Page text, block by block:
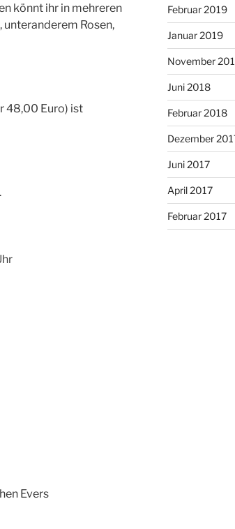
könnt ihr in mehreren
Rosen,
48,00 Euro) ist
Evers
Februar 2019
Januar 2019
November
Juni 2018
Februar 2018
Dezember
Juni 2017
April 2017
Februar 2017